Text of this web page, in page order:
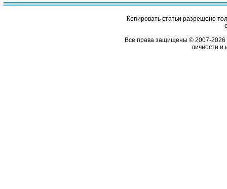
Копировать статьи разрешено
Все права защищены © 2007-2026
личности и